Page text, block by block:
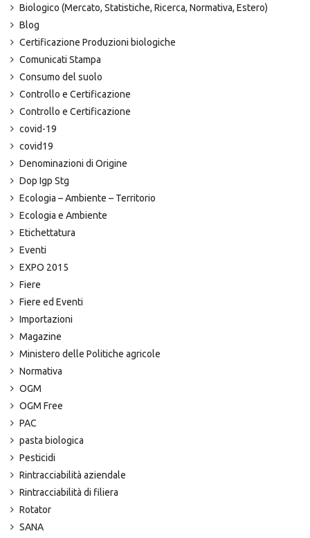
Biologico (Mercato, Statistiche, Ricerca, Normativa, Estero)
Blog
Certificazione Produzioni biologiche
Comunicati Stampa
Consumo del suolo
Controllo e Certificazione
Controllo e Certificazione
covid-19
covid19
Denominazioni di Origine
Dop Igp Stg
Ecologia – Ambiente – Territorio
Ecologia e Ambiente
Etichettatura
Eventi
EXPO 2015
Fiere
Fiere ed Eventi
Importazioni
Magazine
Ministero delle Politiche agricole
Normativa
OGM
OGM Free
PAC
pasta biologica
Pesticidi
Rintracciabilità aziendale
Rintracciabilità di filiera
Rotator
SANA